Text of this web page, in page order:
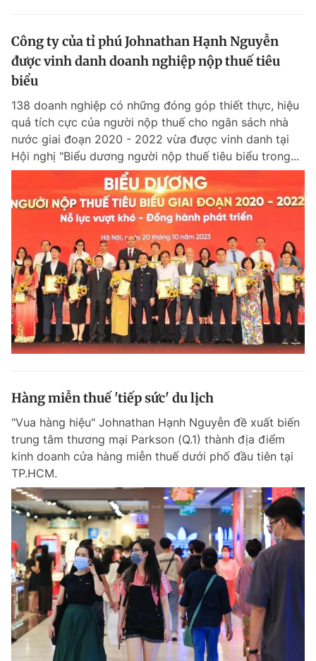
Công ty của tỉ phú Johnathan Hạnh Nguyễn
được vinh danh doanh nghiệp nộp thuế tiêu
biểu
138 doanh nghiệp có những đóng góp thiết thực, hiệu
quả tích cực của người nộp thuế cho ngân sách nhà
nước giai đoạn 2020 - 2022 vừa được vinh danh tại
Hội nghị "Biểu dương người nộp thuế tiêu biểu trong...
Hàng miễn thuế 'tiếp sức' du lịch
"Vua hàng hiệu" Johnathan Hạnh Nguyễn đề xuất biến
trung tâm thương mại Parkson (Q.1) thành địa điểm
kinh doanh cửa hàng miễn thuế dưới phố đầu tiên tại
TP.HCM.